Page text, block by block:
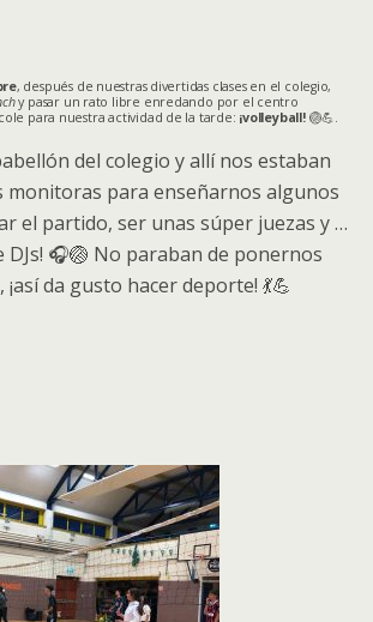
, después de nuestras divertidas clases en el colegio,
y pasar un rato libre enredando por el centro
para nuestraactividad de la tarde: ¡volleyball!🏐💪.
del colegio y allí nos estaban
monitoras para enseñarnos algunos
el partido, ser unas súper juezas y …
DJs! 🎧🏐 No paraban de ponernos
da gusto hacer deporte! 💃💪